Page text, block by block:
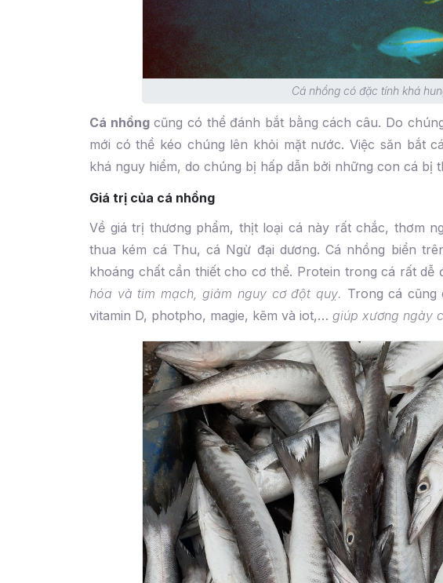
Cá nhồng có đặc tính khá
Cá nhồngcũng có thể đánh bắt bằng cách câu. Do
mới có thể kéo chúng lên khỏi mặt nước. Việc săn bắt
khá nguy hiểm, do chúng bị hấp dẫn bởi những con cá bị
Giá trị của cá nhồng
Về giá trị thương phẩm, thịt loại cá này rất chắc, thơm
thua kém cá Thu, cá Ngừ đại dương. Cá nhồng biển
khoáng chất cần thiết cho cơ thể. Protein trong cá rất dễ
hóa và tim mạch, giảm nguy cơ đột quỵ. Trong cá cũng
vitamin D, photpho, magie, kẽm và iot,… giúp xương ngày